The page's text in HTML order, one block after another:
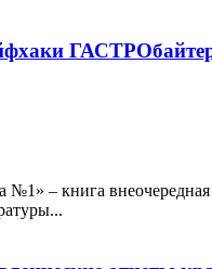
– книга